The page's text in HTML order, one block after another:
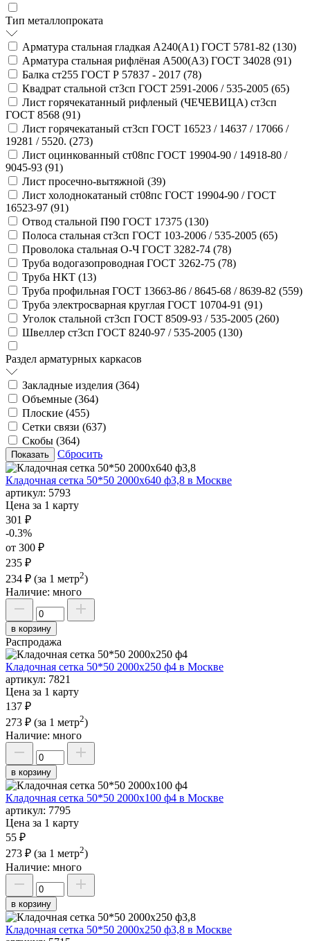
Тип металлопроката
Арматура стальная гладкая А240(А1) ГОСТ 5781-82 (130)
Арматура стальная рифлёная А500(А3) ГОСТ 34028 (91)
Балка ст255 ГОСТ Р 57837 - 2017 (78)
Квадрат стальной ст3сп ГОСТ 2591-2006 / 535-2005 (65)
Лист горячекатанный рифленый (ЧЕЧЕВИЦА) ст3сп
ГОСТ 8568 (91)
Лист горячекатаный ст3сп ГОСТ 16523 / 14637 / 17066 /
19281 / 5520. (273)
Лист оцинкованный ст08пс ГОСТ 19904-90 / 14918-80 /
9045-93 (91)
Лист просечно-вытяжной (39)
Лист холоднокатаный ст08пс ГОСТ 19904-90 / ГОСТ
16523-97 (91)
Отвод стальной П90 ГОСТ 17375 (130)
Полоса стальная ст3сп ГОСТ 103-2006 / 535-2005 (65)
Проволока стальная О-Ч ГОСТ 3282-74 (78)
Труба водогазопроводная ГОСТ 3262-75 (78)
Труба НКТ (13)
Труба профильная ГОСТ 13663-86 / 8645-68 / 8639-82 (559)
Труба электросварная круглая ГОСТ 10704-91 (91)
Уголок стальной ст3сп ГОСТ 8509-93 / 535-2005 (260)
Швеллер ст3сп ГОСТ 8240-97 / 535-2005 (130)
Раздел арматурных каркасов
Закладные изделия (364)
Объемные (364)
Плоские (455)
Сетки связи (637)
Скобы (364)
Сбросить
Кладочная сетка 50*50 2000х640 ф3,8 в Москве
артикул: 5793
Цена за 1 карту
301 ₽
-0.3%
от 300 ₽
235 ₽
234 ₽ (за 1 метр2)
Наличие: много
в корзину
Распродажа
Кладочная сетка 50*50 2000х250 ф4 в Москве
артикул: 7821
Цена за 1 карту
137 ₽
273 ₽ (за 1 метр2)
Наличие: много
в корзину
Кладочная сетка 50*50 2000х100 ф4 в Москве
артикул: 7795
Цена за 1 карту
55 ₽
273 ₽ (за 1 метр2)
Наличие: много
в корзину
Кладочная сетка 50*50 2000х250 ф3,8 в Москве